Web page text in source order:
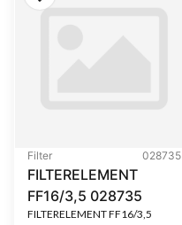
Filter 028735
FILTERELEMENT
FF16/3,5 028735
FILTERELEMENT FF16/3,5